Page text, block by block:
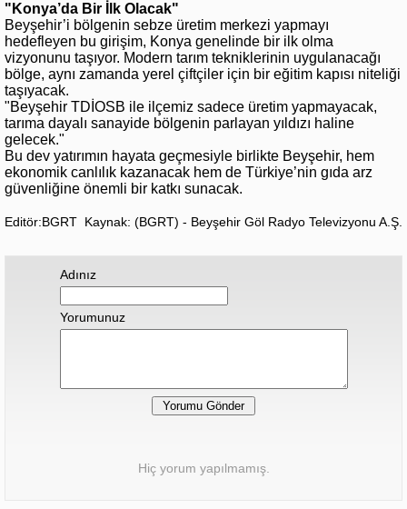
"Konya’da Bir İlk Olacak"
Beyşehir’i bölgenin sebze üretim merkezi yapmayı
hedefleyen bu girişim, Konya genelinde bir ilk olma
vizyonunu taşıyor. Modern tarım tekniklerinin uygulanacağı
bölge, aynı zamanda yerel çiftçiler için bir eğitim kapısı niteliği
taşıyacak.
"Beyşehir TDİOSB ile ilçemiz sadece üretim yapmayacak,
tarıma dayalı sanayide bölgenin parlayan yıldızı haline
gelecek."
Bu dev yatırımın hayata geçmesiyle birlikte Beyşehir, hem
ekonomik canlılık kazanacak hem de Türkiye’nin gıda arz
güvenliğine önemli bir katkı sunacak.
Editör:BGRT Kaynak: (BGRT) - Beyşehir Göl Radyo Televizyonu A.Ş.
Adınız
Yorumunuz
Hiç yorum yapılmamış.